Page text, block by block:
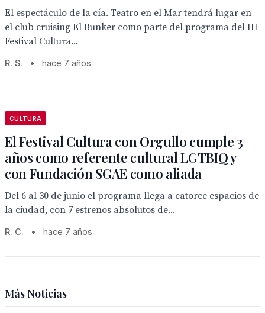
El espectáculo de la cía. Teatro en el Mar tendrá lugar en
el club cruising El Bunker como parte del programa del III
Festival Cultura...
R. S. • hace 7 años
CULTURA
El Festival Cultura con Orgullo cumple 3
años como referente cultural LGTBIQ y
con Fundación SGAE como aliada
Del 6 al 30 de junio el programa llega a catorce espacios de
la ciudad, con 7 estrenos absolutos de...
R. C. • hace 7 años
Más Noticias